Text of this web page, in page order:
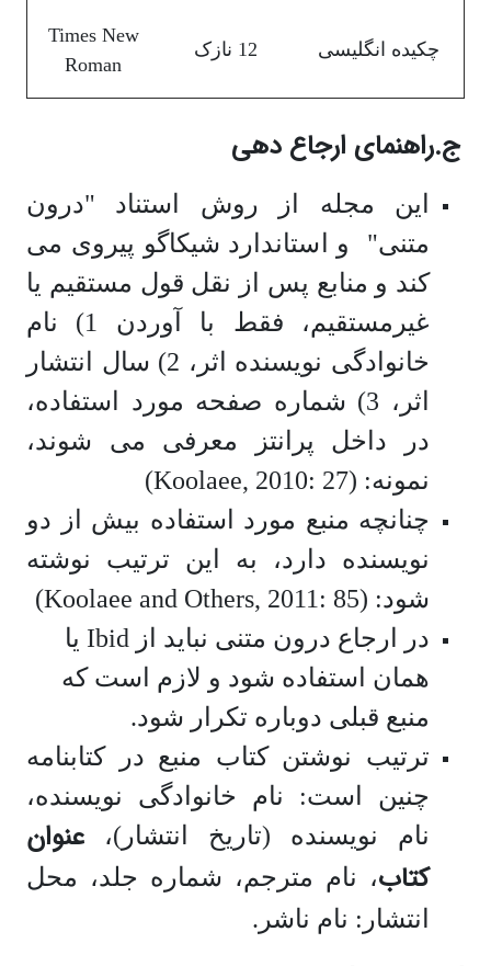
چکیده انگلیسی 12 نازک
Times New
Roman
ج.راهنمای ارجاع دهی
این مجله از روش استناد "درون
متنی" و استاندارد شیکاگو پیروی می
کند و منابع پس از نقل قول مستقیم یا
غیرمستقیم، فقط با آوردن 1) نام
خانوادگی نویسنده اثر، 2) سال انتشار
اثر، 3) شماره صفحه مورد استفاده،
در داخل پرانتز معرفی می شوند،
نمونه: (Koolaee, 2010: 27)
چنانچه منبع مورد استفاده بیش از دو
نویسنده دارد، به این ترتیب نوشته
شود: (Koolaee and Others, 2011: 85)
در ارجاع درون متنی نباید از Ibid یا
همان استفاده شود و لازم است که
منبع قبلی دوباره تکرار شود.
ترتیب نوشتن کتاب منبع در کتابنامه
چنین است: نام خانوادگی نویسنده،
نام نویسنده (تاریخ انتشار)، عنوان
کتاب، نام مترجم، شماره جلد، محل
انتشار: نام ناشر.